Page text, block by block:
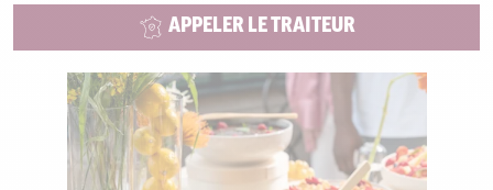
APPELER LE TRAITEUR